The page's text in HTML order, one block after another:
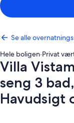
Se alle
Hele boligen·Privat
Villa
seng 3
Havudsigt